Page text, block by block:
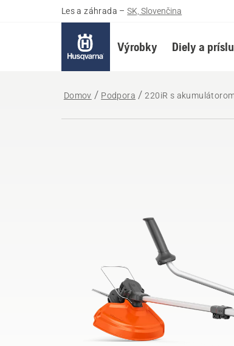
Les a záhrada – SK, Slovenčina
Výrobky Diely a
Domov Podpora 220iR s